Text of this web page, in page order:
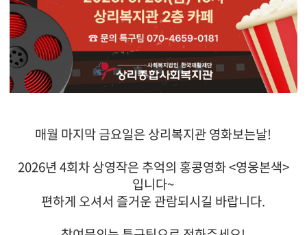
매월 마지막 금요일은 상리복지관 영화보는날!
2026년 4회차 상영작은 추억의 홍콩영화 <영웅본색>
입니다~
편하게 오셔서 즐거운 관람되시길 바랍니다.